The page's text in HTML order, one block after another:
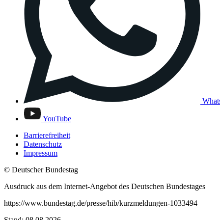
YouTube
Barrierefreiheit
Datenschutz
Impressum
© Deutscher Bundestag
Ausdruck aus dem Internet-Angebot des Deutschen Bundestages
https://www.bundestag.de/presse/hib/kurzmeldungen-1033494